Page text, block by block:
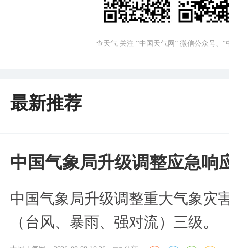
查天气 关注 “中国天气网” 微信公众号、
最新推荐
中国气象局升级调整应急响
中国气象局升级调整重大气象灾
（台风、暴雨、强对流）三级。